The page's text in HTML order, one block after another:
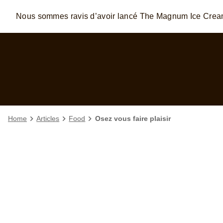
Skip to: MAIN CONTENT FOOTER
Nous sommes ravis d’avoir lancé The Magnum Ice
Home Articles Food Osez vous faire plaisir